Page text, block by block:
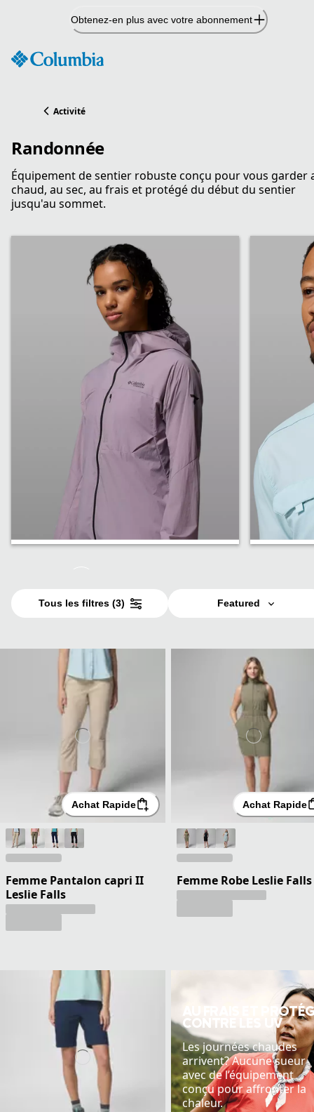
Obtenez-en plus avec votre abonnement
Activité
Randonnée
Équipement de sentier robuste conçu pour vous garder
chaud, au sec, au frais et protégé du début du sentier
jusqu'au sommet.
Tous les filtres(3) Featured
Achat Rapide
Femme Pantalon capri II
Leslie Falls
Achat Rapide
Femme Robe Leslie
AU FRAIS ET
CONTRE LES UV
Les journées chaudes
arrivent? Aucune sueur
avec de l’équipement
conçu pour affronter la
chaleur.